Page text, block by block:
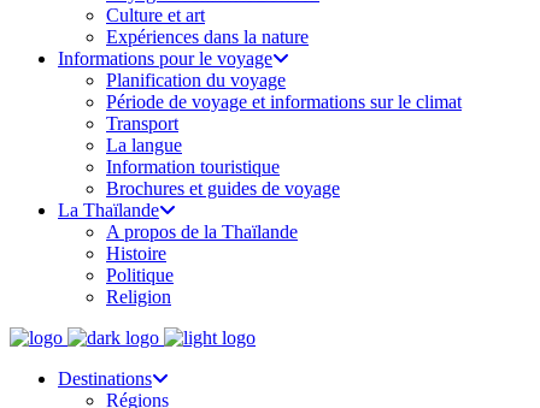
Culture et art
Expériences dans la nature
Informations pour le voyage
Planification du voyage
Période de voyage et informations sur le climat
Transport
La langue
Information touristique
Brochures et guides de voyage
La Thaïlande
A propos de la Thaïlande
Histoire
Politique
Religion
Destinations
Régions